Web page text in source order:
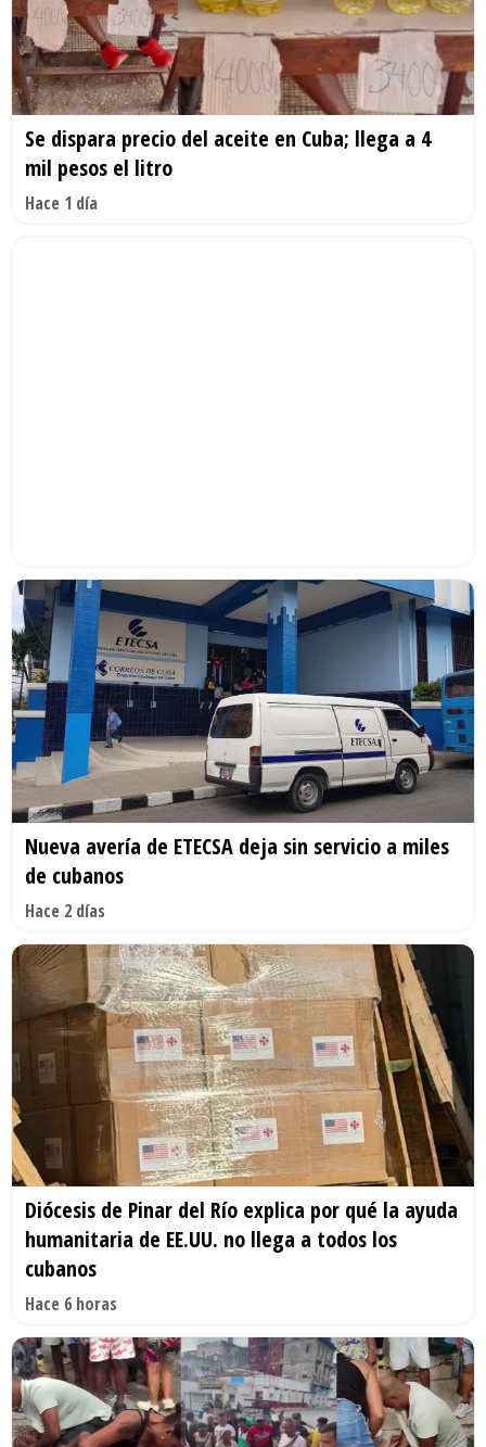
Se dispara precio del aceite en Cuba; llega a 4
mil pesos el litro
Hace 1 día
Nueva avería de ETECSA deja sin servicio a miles
de cubanos
Hace 2 días
Diócesis de Pinar del Río explica por qué la ayuda
humanitaria de EE.UU. no llega a todos los
cubanos
Hace 6 horas